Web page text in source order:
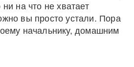
на что не хватает
вы просто устали. Пора
начальнику, домашним